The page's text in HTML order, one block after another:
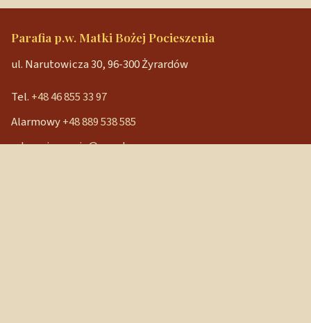
Parafia p.w. Matki Bożej Pocieszenia
ul. Narutowicza 30, 96-300 Żyrardów
Tel. +48 46 855 33 97
Alarmowy+48 889 538 585
mbpocieszenia@wp.pl